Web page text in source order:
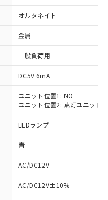
オルタネイト
金属
一般負荷用
DC5V 6mA
ユニット位置1: NO
ユニット位置2: 点灯ユニット
LEDランプ
青
AC/DC12V
AC/DC12V±10%